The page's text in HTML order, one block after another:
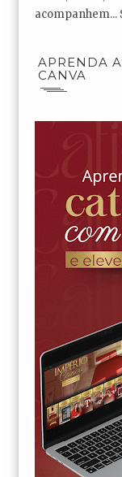
acompanhem...
APRENDA
CANVA